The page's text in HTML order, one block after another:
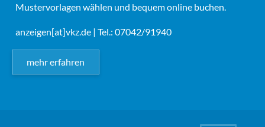
Mustervorlagen wählen und bequem online buchen.
anzeigen[at]vkz.de | Tel.: 07042/91940
mehr erfahren